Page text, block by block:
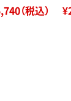
（税込）